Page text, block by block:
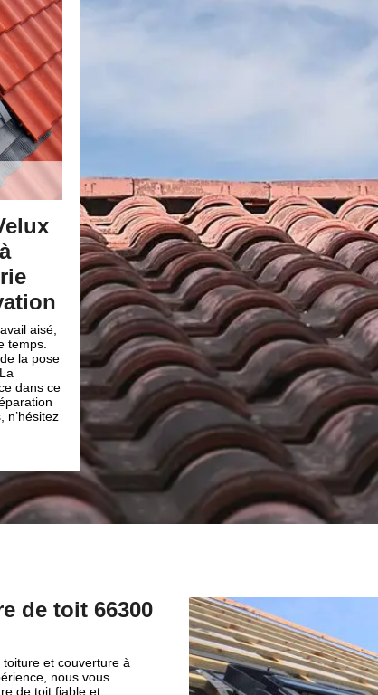
de Velux
et fenêtre de toit
De La
des
avec une
qui peuvent se
à disposition de nos
individuelle comme
Une prestation de
réparation de Velux et
dans le 66300
Installée dans le 66300, notre entreprise
disposition pour s’occuper de vos
et fenêtre de toit. Dotées de nombreuses
domaine, nous saurons mettre en valeur
une prestation de qualité en pose et
toit. En effet, le velux et fenêtre de toit
confort au sein de votre maison. Ainsi,
De La Commanderie.
de toit 66300
et couverture à
nous vous
de toit fiable et